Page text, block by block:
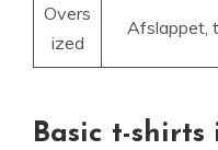
Overs
ized
Afslappet,
Basic t-